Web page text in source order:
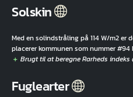
Solskin
Med en solindstråling på 114 W/m2 er
placerer kommunen som nummer
Fuglearter